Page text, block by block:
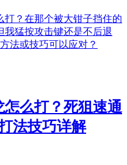
打？在那个被大钳子挡住的
我猛按攻击键还是不后退
法或技巧可以应对？
怎么打？死狙速通
法技巧详解